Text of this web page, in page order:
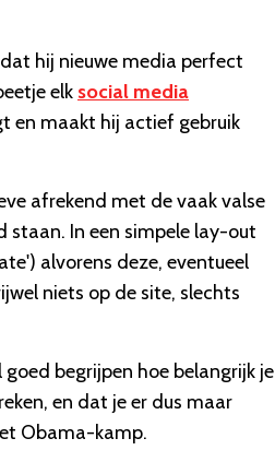
hij nieuwe media perfect
elk social media
en maakt hij actief gebruik
afrekend met de vaak valse
staan. In een simpele lay-out
alvorens deze, eventueel
niets op de site, slechts
begrijpen hoe belangrijk je
en dat je er dus maar
Obama-kamp.